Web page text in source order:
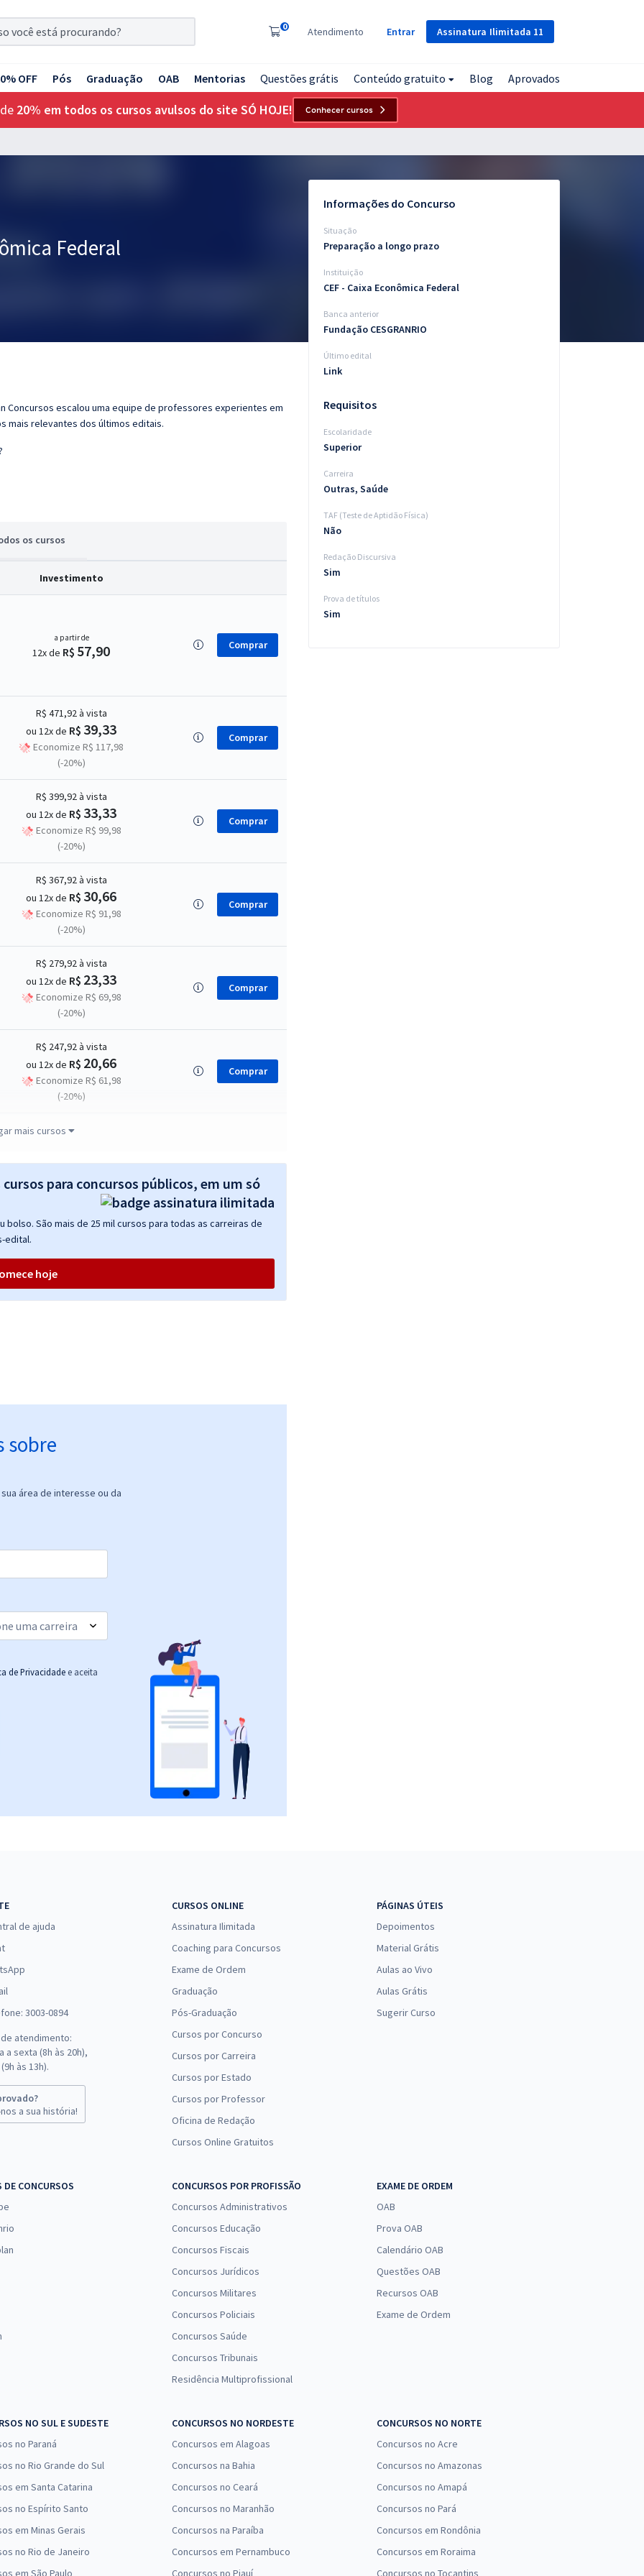
Assinatura Ilimitada 11
0 Atendimento Entrar
OFF Pós Graduação OAB Mentorias Questões grátis Conteúdo gratuito Blog Aprovados
20% em todos os cursos avulsos do site SÓ HOJE! Conhecer cursos
Federal
Concursos escalou uma equipe de professores experientes em
mais relevantes dos últimos editais.
os cursos
Investimento
a partir de
12x de R$ 57,90 Comprar
R$ 471,92à vista
ou 12x de R$ 39,33
Economize R$ 117,98
(-20%)
Comprar
R$ 399,92à vista
ou 12x de R$ 33,33
Economize R$ 99,98
(-20%)
Comprar
R$ 367,92à vista
ou 12x de R$ 30,66
Economize R$ 91,98
(-20%)
Comprar
R$ 279,92à vista
ou 12x de R$ 23,33
Economize R$ 69,98
(-20%)
Comprar
R$ 247,92à vista
ou 12x de R$ 20,66
Economize R$ 61,98
(-20%)
Comprar
R$ 231,92
Economize R$ 57,98
(-20%)
ou 12x de R$33,33
(-20%)
Comprar
Economize R$ 99,98
ou 12x deR$25,99
Economize R$ 77,98
mais cursos
para concursos públicos, em um só
São mais de 25 mil cursos para todas as carreiras de
edital.
hoje
sobre
área de interesse ou da
de Privacidade e aceita
Informações do Concurso
Situação
Preparação a longo prazo
Instituição
CEF - Caixa Econômica Federal
Banca anterior
Fundação CESGRANRIO
Último edital
Link
Requisitos
Escolaridade
Superior
Carreira
Outras, Saúde
TAF (Teste de Aptidão Física)
Não
Redação Discursiva
Sim
Prova de títulos
Sim
de ajuda
3003-0894
atendimento:
a sexta (8h às 20h),
às 13h).
a sua história!
CURSOS ONLINE
Assinatura Ilimitada
Coaching para Concursos
Exame de Ordem
Graduação
Pós-Graduação
Cursos por Concurso
Cursos por Carreira
Cursos por Estado
Cursos por Professor
Oficina de Redação
Cursos Online Gratuitos
PÁGINAS ÚTEIS
Depoimentos
Material Grátis
Aulas ao Vivo
Aulas Grátis
Sugerir Curso
DE CONCURSOS
CONCURSOS POR PROFISSÃO
Concursos Administrativos
Concursos Educação
Concursos Fiscais
Concursos Jurídicos
Concursos Militares
Concursos Policiais
Concursos Saúde
Concursos Tribunais
Residência Multiprofissional
EXAME DE ORDEM
OAB
Prova OAB
Calendário OAB
Questões OAB
Recursos OAB
Exame de Ordem
NO SUL E SUDESTE
no Paraná
no Rio Grande do Sul
em Santa Catarina
no Espírito Santo
em Minas Gerais
no Rio de Janeiro
em São Paulo
CONCURSOS NO NORDESTE
Concursos em Alagoas
Concursos na Bahia
Concursos no Ceará
Concursos no Maranhão
Concursos na Paraíba
Concursos em Pernambuco
Concursos no Piauí
CONCURSOS NO NORTE
Concursos no Acre
Concursos no Amazonas
Concursos no Amapá
Concursos no Pará
Concursos em Rondônia
Concursos em Roraima
Concursos no Tocantins